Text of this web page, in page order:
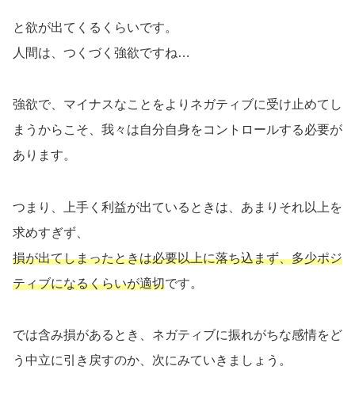
と欲が出てくるくらいです。
人間は、つくづく強欲ですね…
強欲で、マイナスなことをよりネガティブに受け止めてし
まうからこそ、我々は自分自身をコントロールする必要が
あります。
つまり、上手く利益が出ているときは、あまりそれ以上を
求めすぎず、
損が出てしまったときは必要以上に落ち込まず、多少ポジ
ティブになるくらいが適切です。
では含み損があるとき、ネガティブに振れがちな感情をど
う中立に引き戻すのか、次にみていきましょう。